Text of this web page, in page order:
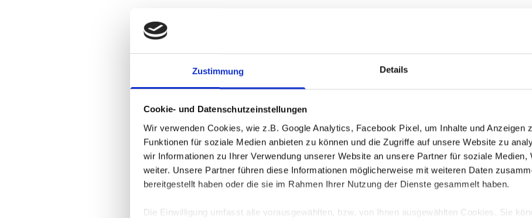
Zustimmung Details
Cookie- und Datenschutzeinstellungen
Wir verwenden Cookies, wie z.B. Google Analytics, Facebook Pixel, um Inhalte und Anzeigen
Funktionen für soziale Medien anbieten zu können und die Zugriffe auf unsere Website zu
wir Informationen zu Ihrer Verwendung unserer Website an unsere Partner für soziale Medien,
weiter. Unsere Partner führen diese Informationen möglicherweise mit weiteren Daten
bereitgestellt haben oder die sie im Rahmen Ihrer Nutzung der Dienste gesammelt haben.
Die Einwilligung umfasst alle vorausgewählten, bzw. von Ihnen ausgewählten Cookies. Sie
Application error: a client-side exception has occurred (see the browser console for more